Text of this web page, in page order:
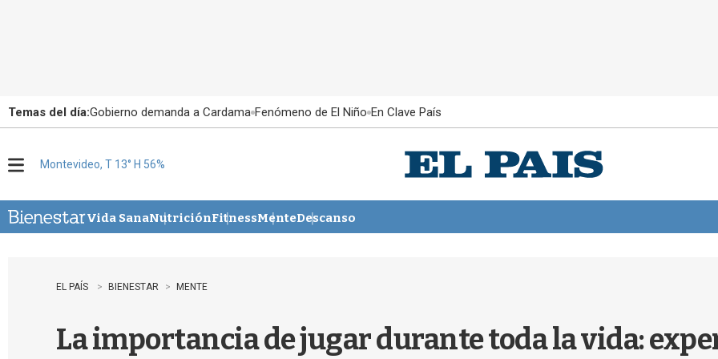
Temas del día:Gobierno demanda a Cardama Fenómeno de El Niño En Clave País
u
Montevideo, T 13° H 56%
Vida SanaNutriciónFitnessMenteDescanso
EL PAÍS BIENESTAR MENTE
La importancia de jugar durante toda la vida: